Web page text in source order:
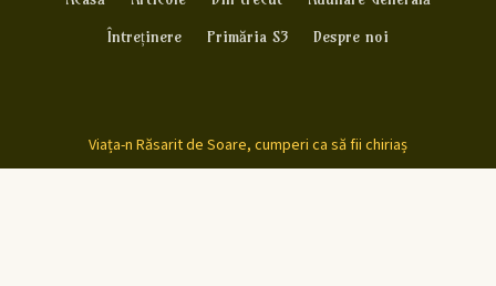
Întreținere
Primăria S3 Despre noi
Viața-n Răsarit de Soare, cumperi ca să fii chiriaș